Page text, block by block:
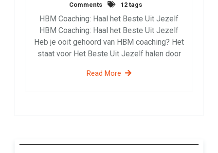
Comments
12 tags
HBM Coaching: Haal het Beste Uit Jezelf
HBM Coaching: Haal het Beste Uit Jezelf
Heb je ooit gehoord van HBM coaching? Het
staat voor Het Beste Uit Jezelf halen door
Read More